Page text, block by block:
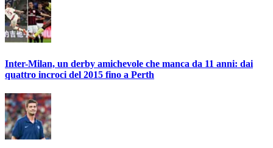
Inter-Milan, un derby amichevole che manca da 11 anni: dai
quattro incroci del 2015 fino a Perth